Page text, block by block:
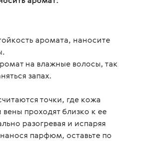
аромата, наносите
на влажные волосы, так
запах.
точки, где кожа
проходят близко к ее
разогревая и испаряя
парфюм, оставьте по